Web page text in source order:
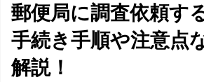
郵便局に調査依頼す
手続き手順や注意点
解説！